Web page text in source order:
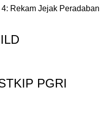
Rekam Jejak
PGRI